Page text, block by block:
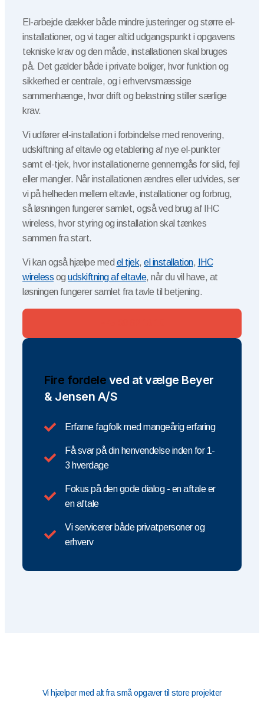
El-arbejde dækker både mindre justeringer og større el-
installationer, og vi tager altid udgangspunkt i opgavens
tekniske krav og den måde, installationen skal bruges
på. Det gælder både i private boliger, hvor funktion og
sikkerhed er centrale, og i erhvervsmæssige
sammenhænge, hvor drift og belastning stiller særlige
krav.
Vi udfører el-installation i forbindelse med renovering,
udskiftning af eltavle og etablering af nye el-punkter
samt el-tjek, hvor installationerne gennemgås for slid, fejl
eller mangler. Når installationen ændres eller udvides, ser
vi på helheden mellem eltavle, installationer og forbrug,
så løsningen fungerer samlet, også ved brug af IHC
wireless, hvor styring og installation skal tænkes
sammen fra start.
Vi kan også hjælpe med el tjek, el installation,
IHC
wireless ogudskiftning af eltavle, når du vil have, at
løsningen fungerer samlet fra tavle til betjening.
Fire fordele ved at vælge Beyer
& Jensen A/S
Erfarne fagfolk med mangeårig erfaring
Få svar på din henvendelse inden for 1-
3 hverdage
Fokus på den gode dialog - en aftale er
en aftale
Vi servicerer både privatpersoner og
erhverv
Vi hjælper med alt fra små opgaver til store projekter